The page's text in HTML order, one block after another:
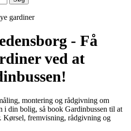
- Få
ved at
montering og rådgivning om
i din bolig, så book Gardinbussen til at
Kørsel, fremvisning, rådgivning og